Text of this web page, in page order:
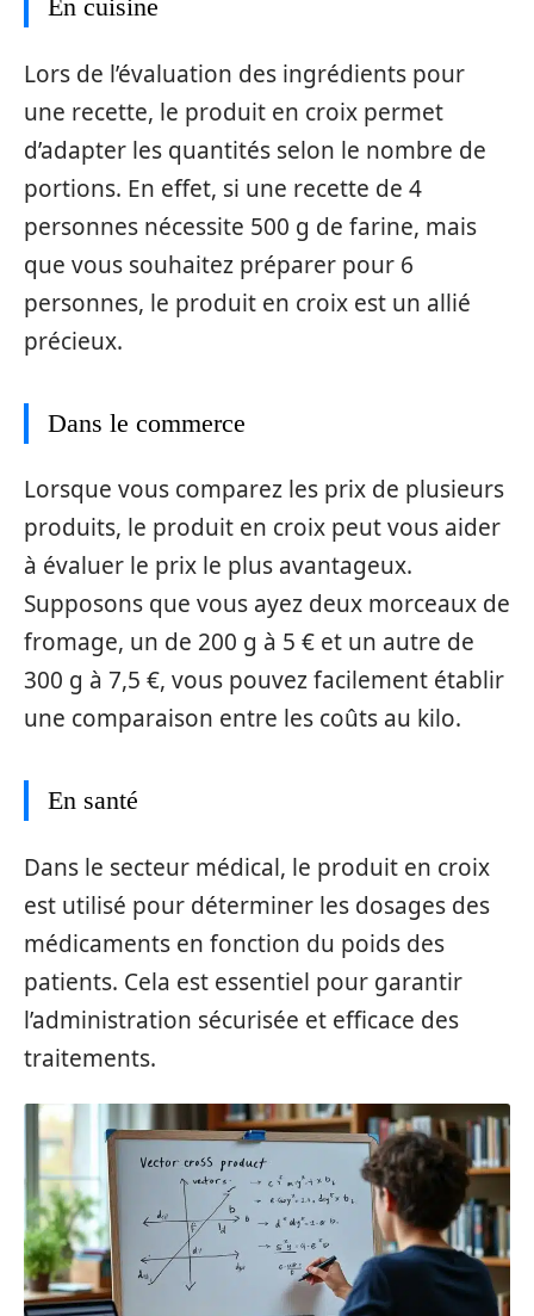
En cuisine
Lors de l’évaluation des ingrédients pour
une recette, le produit en croix permet
d’adapter les quantités selon le nombre de
portions. En effet, si une recette de 4
personnes nécessite 500 g de farine, mais
que vous souhaitez préparer pour 6
personnes, le produit en croix est un allié
précieux.
Dans le commerce
Lorsque vous comparez les prix de plusieurs
produits, le produit en croix peut vous aider
à évaluer le prix le plus avantageux.
Supposons que vous ayez deux morceaux de
fromage, un de 200 g à 5 € et un autre de
300 g à 7,5 €, vous pouvez facilement établir
une comparaison entre les coûts au kilo.
En santé
Dans le secteur médical, le produit en croix
est utilisé pour déterminer les dosages des
médicaments en fonction du poids des
patients. Cela est essentiel pour garantir
l’administration sécurisée et efficace des
traitements.